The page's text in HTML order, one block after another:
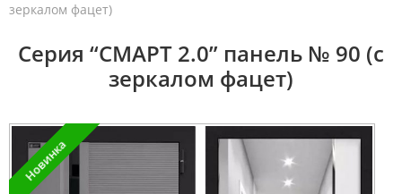
зеркалом фацет)
Серия “СМАРТ 2.0” панель № 90 (с
зеркалом фацет)
Новинка